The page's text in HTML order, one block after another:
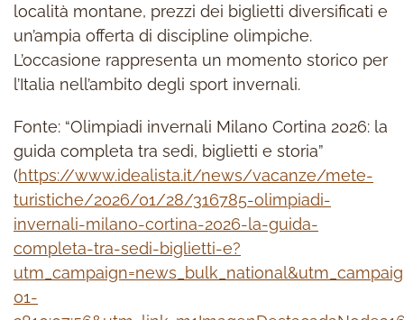
località montane, prezzi dei biglietti diversificati e
un’ampia offerta di discipline olimpiche.
L’occasione rappresenta un momento storico per
l’Italia nell’ambito degli sport invernali.
Fonte: “Olimpiadi invernali Milano Cortina 2026: la
guida completa tra sedi, biglietti e storia”
(https://www.idealista.it/news/vacanze/mete-
turistiche/2026/01/28/316785-olimpiadi-
invernali-milano-cortina-2026-la-guida-
completa-tra-sedi-biglietti-e?
01-